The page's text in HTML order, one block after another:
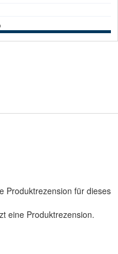
Produktrezension für dieses
eine Produktrezension.